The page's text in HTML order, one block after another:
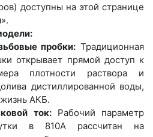
доступны на этой странице
».
пробки: Традиционная
открывает прямой доступ к
плотности раствора и
дистиллированной воды,
АКБ.
ток:Рабочий параметр
в 810А рассчитан на